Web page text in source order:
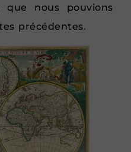
que nous pouvions
précédentes.